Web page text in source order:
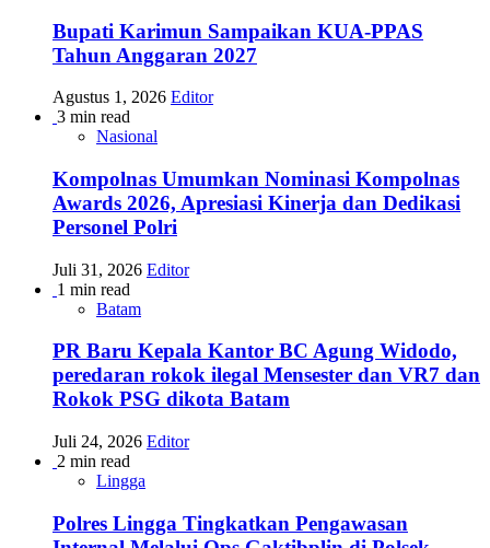
Bupati Karimun Sampaikan KUA-PPAS
Tahun Anggaran 2027
Agustus 1, 2026 Editor
3 min read
Nasional
Kompolnas Umumkan Nominasi Kompolnas
Awards 2026, Apresiasi Kinerja dan Dedikasi
Personel Polri
Juli 31, 2026 Editor
1 min read
Batam
PR Baru Kepala Kantor BC Agung Widodo,
peredaran rokok ilegal Mensester dan VR7 dan
Rokok PSG dikota Batam
Juli 24, 2026 Editor
2 min read
Lingga
Polres Lingga Tingkatkan Pengawasan